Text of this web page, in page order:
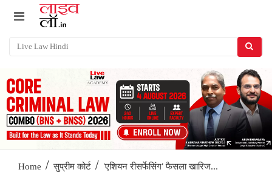
Home / सुप्रीम कोर्ट / 'एशियन रीसर्फेसिंग' फैसला खारिज...